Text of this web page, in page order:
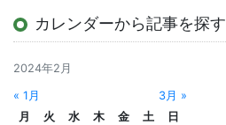
カレンダーから記事を探す
2024年2月
« 1月
3月 »
月
火 水 木 金 土
日